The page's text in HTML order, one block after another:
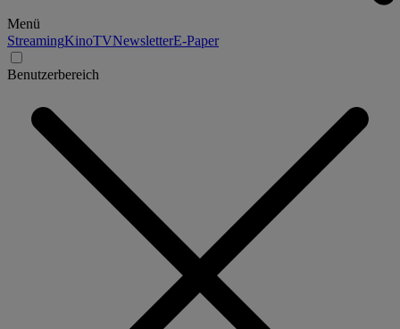
Menü
StreamingKinoTVNewsletterE-Paper
Benutzerbereich